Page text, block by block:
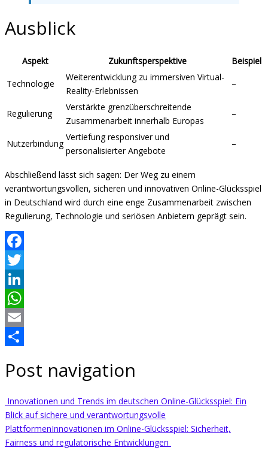
Ausblick
Aspekt Zukunftsperspektive
Beispiel
Technologie
Weiterentwicklung zu immersiven Virtual-
Reality-Erlebnissen
–
Regulierung
Verstärkte grenzüberschreitende
Zusammenarbeit innerhalb Europas
–
Nutzerbindung
Vertiefung responsiver und
personalisierter Angebote
–
Abschließend lässt sich sagen: Der Weg zu einem
verantwortungsvollen, sicheren und innovativen Online-Glücksspiel
in Deutschland wird durch eine enge Zusammenarbeit zwischen
Regulierung, Technologie und seriösen Anbietern geprägt sein.
Facebook
Twitter
LinkedIn
WhatsApp
Email
Post navigation
Innovationen und Trends im deutschen Online-Glücksspiel: Ein
Blick auf sichere und verantwortungsvolle
PlattformenInnovationen im Online-Glücksspiel: Sicherheit,
Fairness und regulatorische Entwicklungen